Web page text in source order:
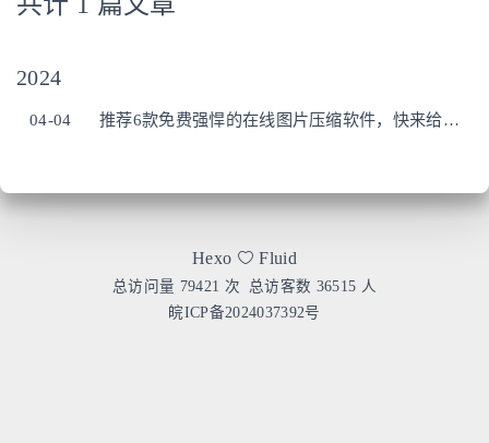
2024
04-04 推荐6款免费强悍的在线图片压缩软件，快来给你的图片瘦瘦身吧！
Hexo Fluid
总访问量 79421 次 总访客数 36515 人
皖ICP备2024037392号